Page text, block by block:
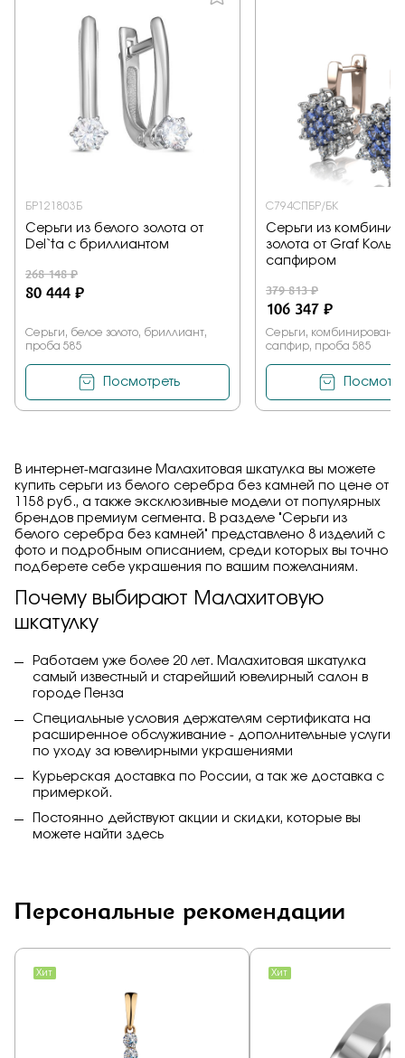
БР121803Б
Серьги из белого золота от
Del`ta с бриллиантом
268 148 ₽
80 444 ₽
Серьги, белое золото, бриллиант,
проба 585
Посмотреть
С794СПБР/БК
Серьги из
золота от Graf
сапфиром
379 813 ₽
106 347 ₽
Серьги,
сапфир, проба 585
В интернет-магазине Малахитовая шкатулка вы можете
купить серьги из белого серебра без камней по цене от
1158 руб., а также эксклюзивные модели от популярных
брендов премиум сегмента. В разделе "Серьги из
белого серебра без камней" представлено 8 изделий с
фото и подробным описанием, среди которых вы точно
подберете себе украшения по вашим пожеланиям.
Почему выбирают Малахитовую
шкатулку
Работаем уже более 20 лет. Малахитовая шкатулка
самый известный и старейший ювелирный салон в
городе Пенза
Специальные условия держателям сертификата на
расширенное обслуживание - дополнительные услуги
по уходу за ювелирными украшениями
Курьерская доставка по России, а так же доставка с
примеркой.
Постоянно действуют акции и скидки, которые вы
можете найти здесь
Персональные рекомендации